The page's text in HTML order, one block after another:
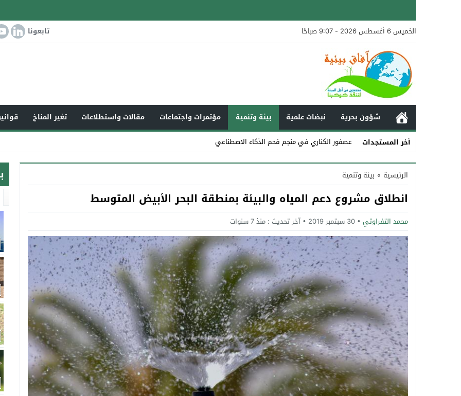
الخميس 6 أغسطس 2026 - 9:07 صباحًا تابعونا
شؤون بحرية نبضات علمية بيئة وتنمية مؤتمرات واجتماعات مقالات واستطلاعات تغير المناخ
أخر المستجدات
_
Stop
Previous
Next
الرئيسية » بيئة وتنمية
انطلاق مشروع دعم المياه والبيئة بمنطقة البحر الأبيض المتوسط
محمد التفراوتي 30 سبتمبر 2019 آخر تحديث : منذ 7 سنوات